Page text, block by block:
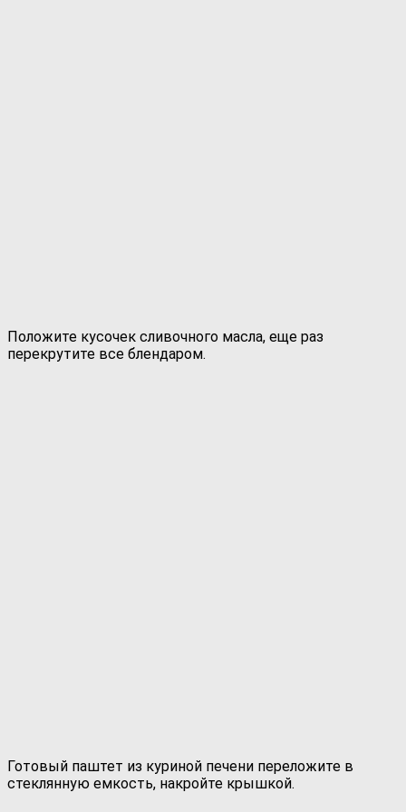
Положите кусочек сливочного масла, еще раз
перекрутите все блендаром.
Готовый паштет из куриной печени переложите в
стеклянную емкость, накройте крышкой.